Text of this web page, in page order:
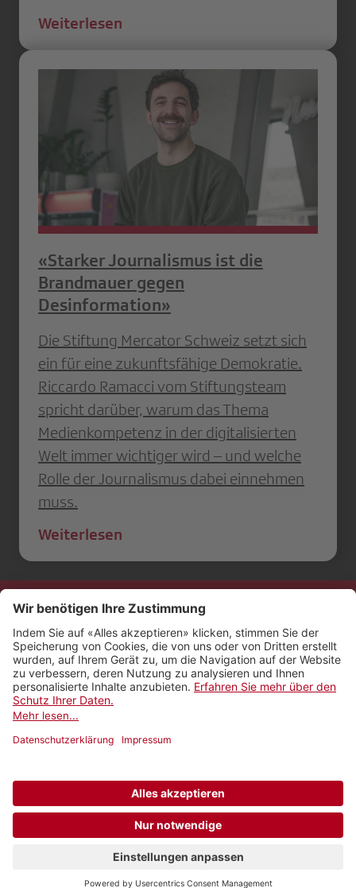
Weiterlesen
«Starker Journalismus ist die
Brandmauer gegen
Desinformation»
Die Stiftung Mercator Schweiz setzt sich
ein für eine zukunftsfähige Demokratie.
Riccardo Ramacci vom Stiftungsteam
spricht darüber, warum das Thema
Medienkompetenz in der digitalisierten
Welt immer wichtiger wird – und welche
Rolle der Journalismus dabei einnehmen
muss.
Weiterlesen
Kontakt
Impressum
Rechtliches
Netiquette
Newsletter abonnieren